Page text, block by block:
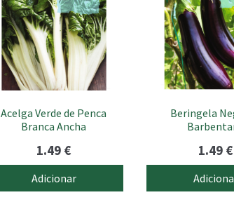
Acelga Verde de Penca
Branca Ancha
1.49 €
Adicionar
Beringela
1.49 €